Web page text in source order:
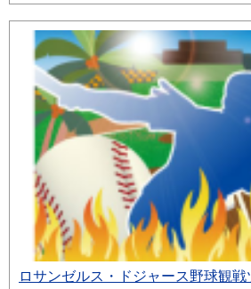
ロサンゼルス・ドジャース野球観